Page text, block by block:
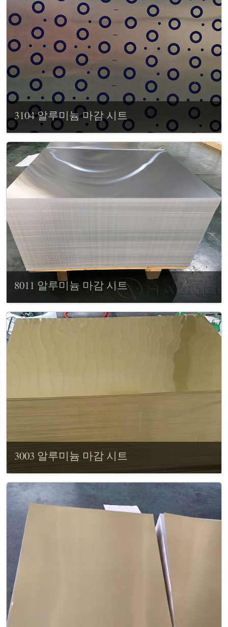
3104 알루미늄 마감 시트
8011 알루미늄 마감 시트
3003 알루미늄 마감 시트